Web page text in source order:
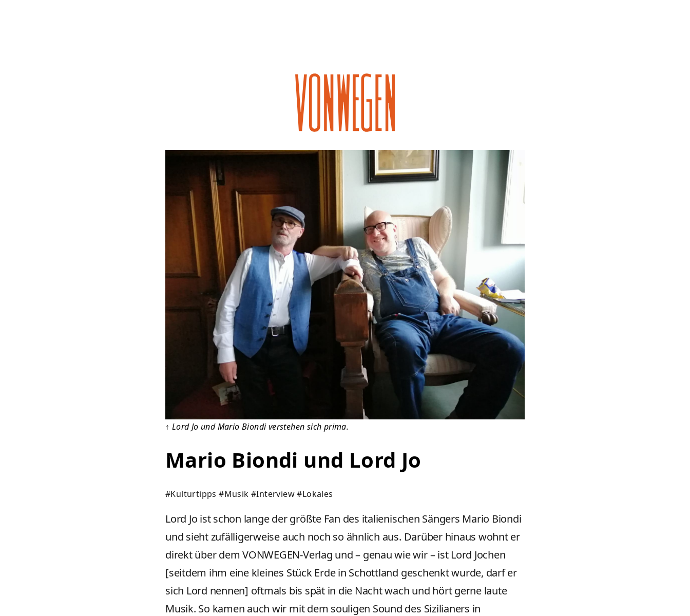
↑ Lord Jo und Mario Biondi verstehen sich prima.
Mario Biondi und Lord Jo
#Kulturtipps #Musik #Interview #Lokales
Lord Jo ist schon lange der größte Fan des italienischen Sängers Mario Biondi
und sieht zufälligerweise auch noch so ähnlich aus. Darüber hinaus wohnt er
direkt über dem VONWEGEN-Verlag und – genau wie wir – ist Lord Jochen
[seitdem ihm eine kleines Stück Erde in Schottland geschenkt wurde, darf er
sich Lord nennen] oftmals bis spät in die Nacht wach und hört gerne laute
Musik. So kamen auch wir mit dem souligen Sound des Sizilianers in